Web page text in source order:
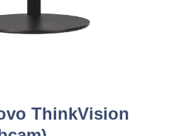
ThinkVision